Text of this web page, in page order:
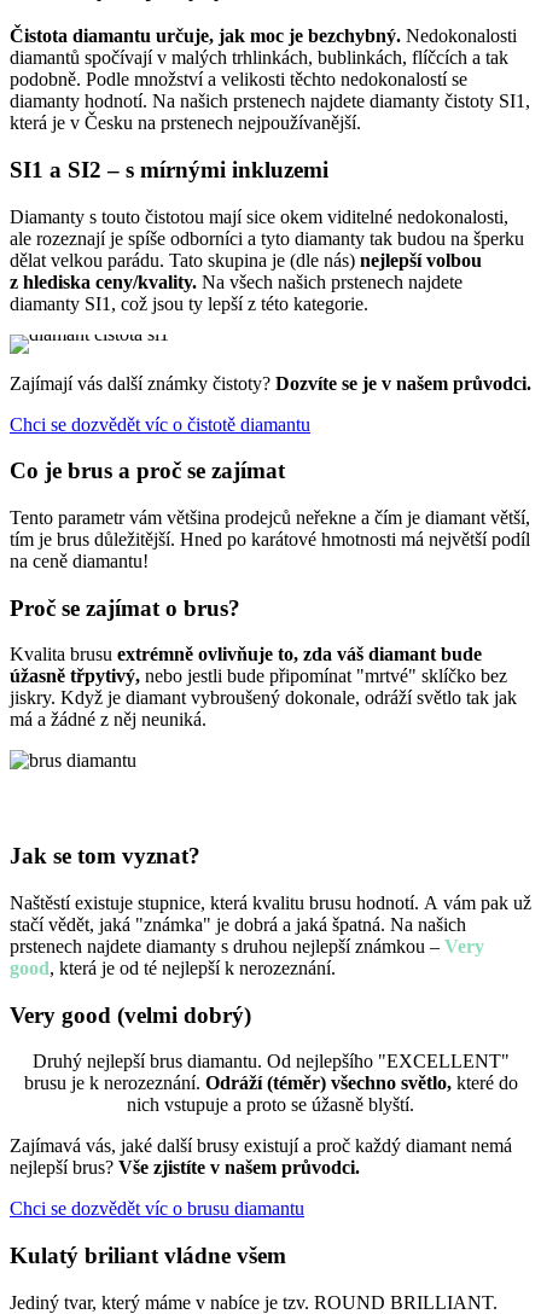
Čistota diamantu určuje, jak moc je bezchybný. Nedokonalosti
diamantů spočívají v malých trhlinkách, bublinkách, flíčcích a tak
podobně. Podle množství a velikosti těchto nedokonalostí se
diamanty hodnotí. Na našich prstenech najdete diamanty čistoty SI1,
která je v Česku na prstenech nejpoužívanější.
SI1 a SI2 – s mírnými inkluzemi
Diamanty s touto čistotou mají sice okem viditelné nedokonalosti,
ale rozeznají je spíše odborníci a tyto diamanty tak budou na šperku
dělat velkou parádu. Tato skupina je (dle nás) nejlepší volbou
z hlediska ceny/kvality. Na všech našich prstenech najdete
diamanty SI1, což jsou ty lepší z této kategorie.
Zajímají vás další známky čistoty? Dozvíte se je v našem průvodci.
Chci se dozvědět víc o čistotě diamantu
Co je brus a proč se zajímat
Tento parametr vám většina prodejců neřekne a čím je diamant větší,
tím je brus důležitější. Hned po karátové hmotnosti má největší podíl
na ceně diamantu!
Proč se zajímat o brus?
Kvalita brusu extrémně ovlivňuje to, zda váš diamant bude
úžasně třpytivý, nebo jestli bude připomínat "mrtvé" sklíčko bez
jiskry. Když je diamant vybroušený dokonale, odráží světlo tak jak
má a žádné z něj neuniká.
Jak se tom vyznat?
Naštěstí existuje stupnice, která kvalitu brusu hodnotí. A vám pak už
stačí vědět, jaká "známka" je dobrá a jaká špatná. Na našich
prstenech najdete diamanty s druhou nejlepší známkou – Very
good, která je od té nejlepší k nerozeznání.
Very good (velmi dobrý)
Druhý nejlepší brus diamantu. Od nejlepšího "EXCELLENT"
brusu je k nerozeznání. Odráží (téměr) všechno světlo,které do
nich vstupuje a proto se úžasně blyští.
Zajímavá vás, jaké další brusy existují a proč každý diamant nemá
nejlepší brus? Vše zjistíte v našem průvodci.
Chci se dozvědět víc o brusu diamantu
Kulatý briliant vládne všem
Jediný tvar, který máme v nabíce je tzv. ROUND BRILLIANT.